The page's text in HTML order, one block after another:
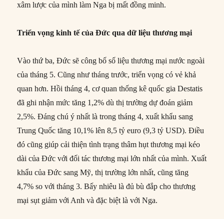
xâm lược của mình làm Nga bị mất đồng minh.
Triển vọng kinh tế của Đức qua dữ liệu thương mại
Vào thứ ba, Đức sẽ công bố số liệu thương mại nước ngoài
của tháng 5. Cũng như tháng trước, triển vọng có vẻ khả
quan hơn. Hồi tháng 4, cơ quan thống kê quốc gia Destatis
đã ghi nhận mức tăng 1,2% dù thị trường dự đoán giảm
2,5%. Đáng chú ý nhất là trong tháng 4, xuất khẩu sang
Trung Quốc tăng 10,1% lên 8,5 tỷ euro (9,3 tỷ USD). Điều
đó cũng giúp cải thiện tình trạng thâm hụt thương mại kéo
dài của Đức với đối tác thương mại lớn nhất của mình. Xuất
khẩu của Đức sang Mỹ, thị trường lớn nhất, cũng tăng
4,7% so với tháng 3. Bấy nhiêu là đủ bù đắp cho thương
mại sụt giảm với Anh và đặc biệt là với Nga.